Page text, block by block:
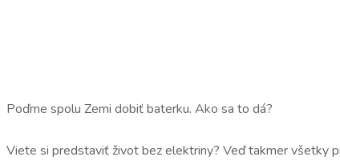
Poďme spolu Zemi dobiť baterku. Ako sa to dá?
Viete si predstaviť život bez elektriny? Veď takmer všetky